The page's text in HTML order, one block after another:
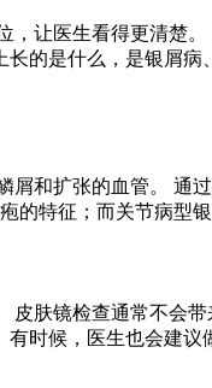
让医生看得更清楚
的是什么，是银屑
和扩张的血管。 通
特征；而关节病型
肤镜检查通常不会
时候，医生也会建议